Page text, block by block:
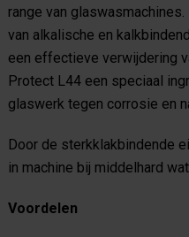
range van
van alkalische en
een effectieve verwijdering
Protect L44 een speciaal
glaswerk tegen corrosie en
Door de sterkklakbindende
in machine bij middelhard
Voordelen